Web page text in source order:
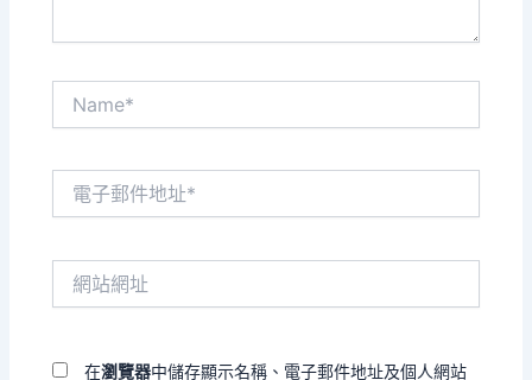
在瀏覽器中儲存顯示名稱、電子郵件地址及個人網站